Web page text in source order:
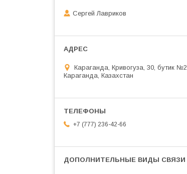
Сергей Лавриков
Караганда, Кривогуза, 30, бутик №2,
Караганда, Казахстан
+7 (777) 236-42-66